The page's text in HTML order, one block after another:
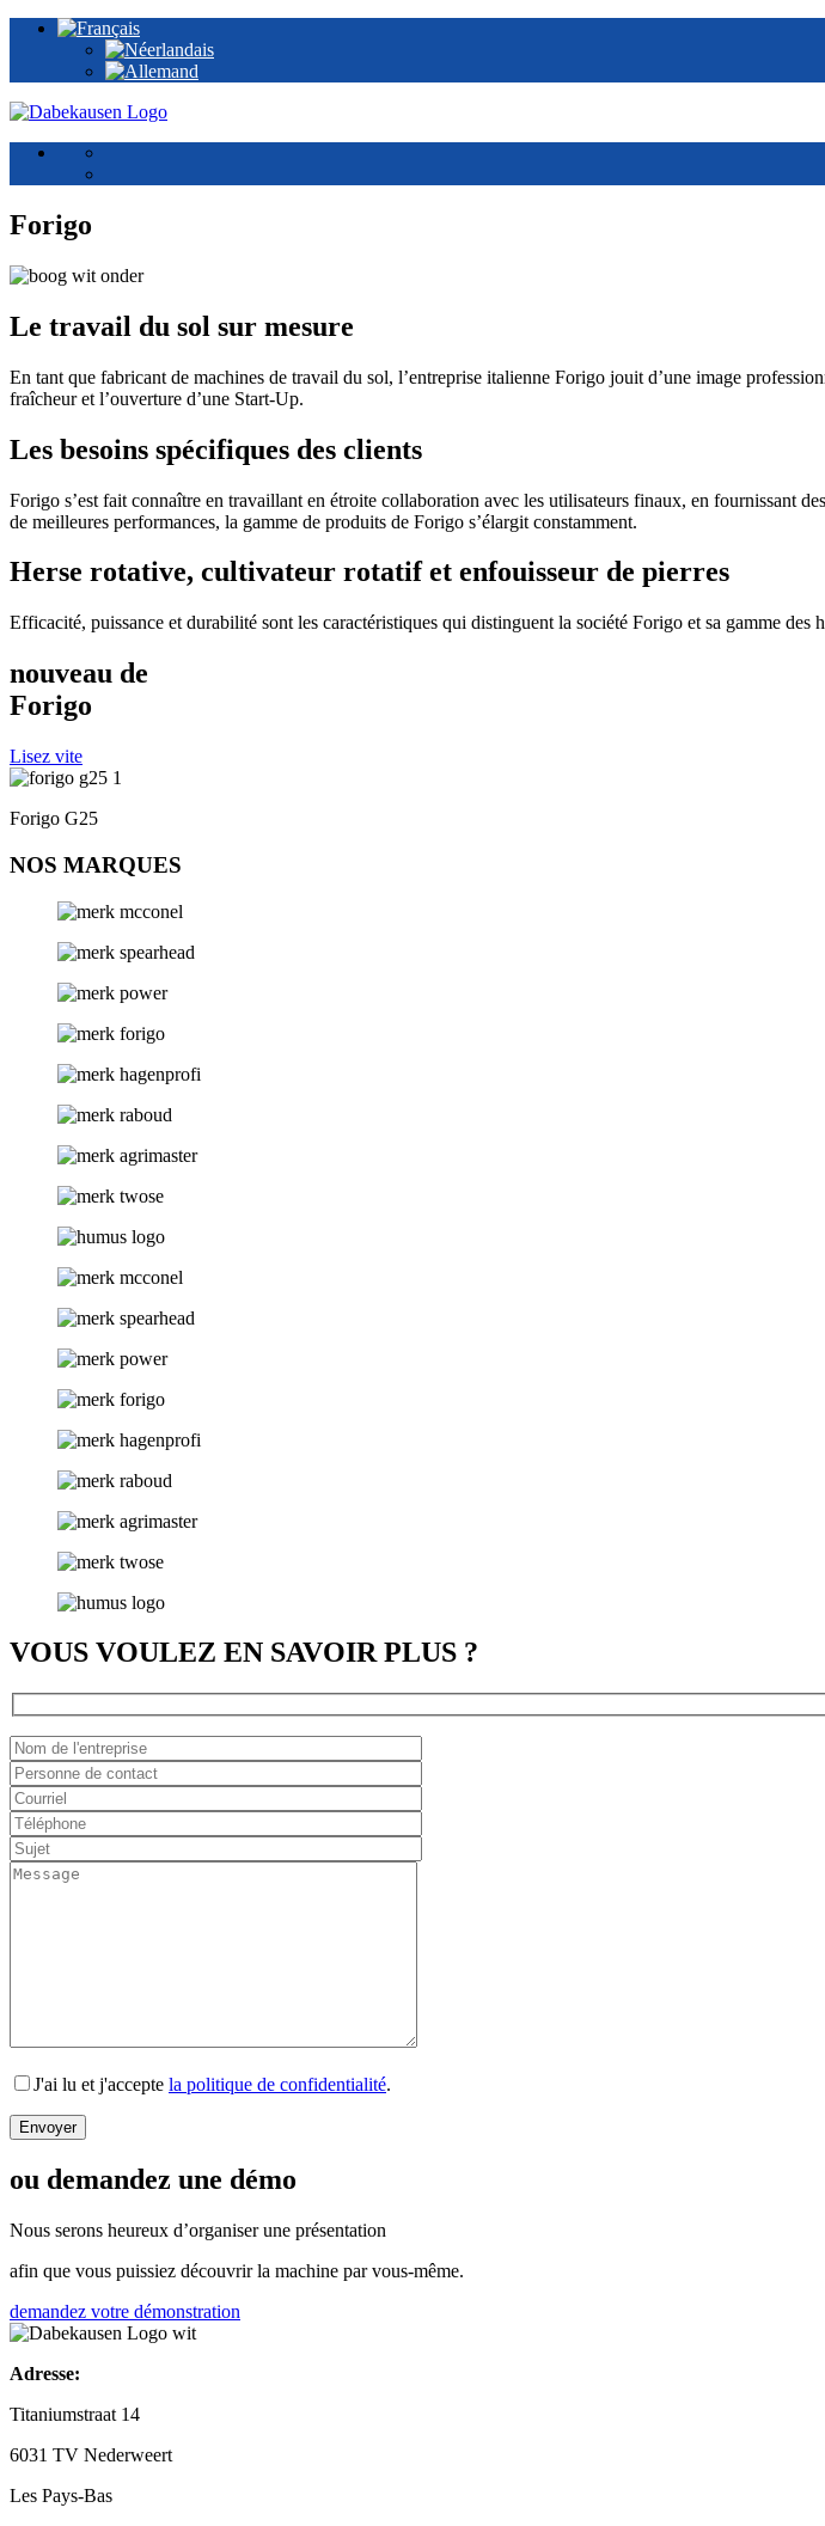
Forigo
Le travail du sol sur mesure
En tant que fabricant de machines de travail du sol, l’entreprise italienne Forigo jouit d’une image
fraîcheur et l’ouverture d’une Start-Up.
Les besoins spécifiques des clients
Forigo s’est fait connaître en travaillant en étroite collaboration avec les utilisateurs finaux, en fournissant
de meilleures performances, la gamme de produits de Forigo s’élargit constamment.
Herse rotative, cultivateur rotatif et enfouisseur de pierres
Efficacité, puissance et durabilité sont les caractéristiques qui distinguent la société Forigo et sa gamme des
nouveau de
Forigo
Lisez vite
Forigo G25
NOS MARQUES
VOUS VOULEZ EN SAVOIR PLUS ?
J'ai lu et j'accepte la politique de confidentialité.
ou demandez une démo
Nous serons heureux d’organiser une présentation
afin que vous puissiez découvrir la machine par vous-même.
demandez votre démonstration
Adresse:
Titaniumstraat 14
6031 TV Nederweert
Les Pays-Bas